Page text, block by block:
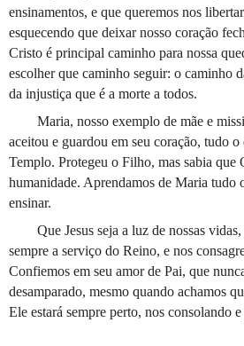
ensinamentos, e que queremos nos
esquecendo que deixar nosso coração
Cristo é principal caminho para nossa
escolher que caminho seguir: o caminho
da injustiça que é a morte a todos.
Maria, nosso exemplo de mãe e
aceitou e guardou em seu coração, tudo
Templo. Protegeu o Filho, mas sabia que
humanidade. Aprendamos de Maria tudo
ensinar.
Que Jesus seja a luz de nossas
sempre a serviço do Reino, e nos
Confiemos em seu amor de Pai, que
desamparado, mesmo quando achamos
Ele estará sempre perto, nos consolando